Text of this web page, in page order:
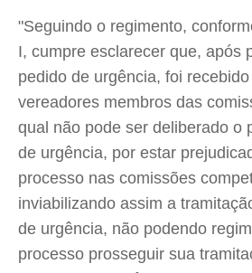
"Seguindo o regimento,
I, cumpre esclarecer que, após
pedido de urgência, foi
vereadores membros das
qual não pode ser deliberado o
de urgência, por estar
processo nas comissões
inviabilizando assim a
de urgência, não podendo
processo prosseguir sua